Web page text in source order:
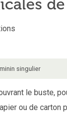
de
singulier
le buste,
ou de carton